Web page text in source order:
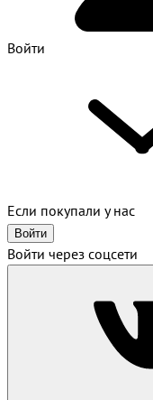
Войти
Если покупали у нас
Войти
Войти через соцсети